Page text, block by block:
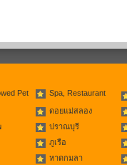
Pet Spa, Restaurant
ดอยแม่สลอง
ปราณบุรี
ภูเรือ
หาดกมลา